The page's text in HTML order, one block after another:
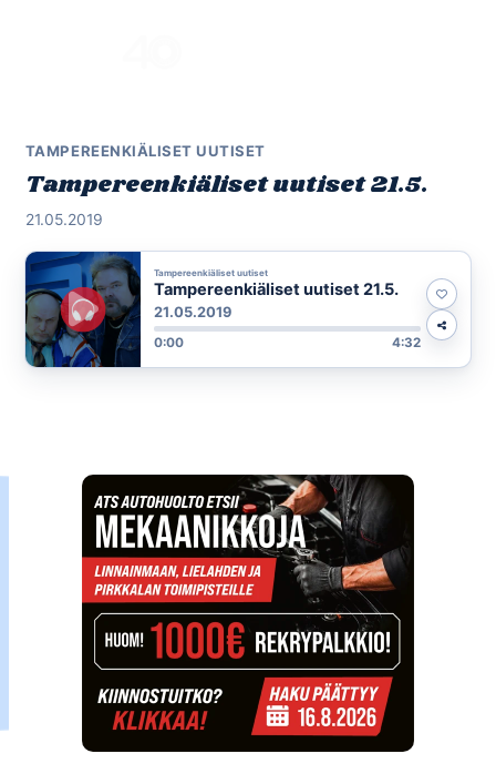
TAMPEREENKIÄLISET UUTISET
Tampereenkiäliset uutiset 21.5.
21.05.2019
Tampereenkiäliset uutiset
Tampereenkiäliset uutiset 21.5.
21.05.2019
0:00 4:32